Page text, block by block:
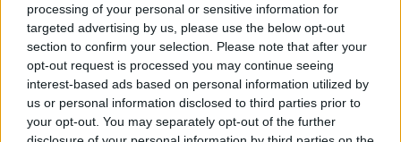
processing of your personal or sensitive information for
targeted advertising by us, please use the below opt-out
section to confirm your selection. Please note that after your
opt-out request is processed you may continue seeing
interest-based ads based on personal information utilized by
us or personal information disclosed to third parties prior to
your opt-out. You may separately opt-out of the further
L’aviatore polacco ha deciso di manifestare il suo supporto alla
causa ucraina, senza tuttavia ambire alla popolarità. Il pilota infatti,
contattato dall’agenzia polacca Pa, non ha voluto rilasciare le
proprie generalità e neppure un commento in merito all’iniziativa.
Una notizia che in verità ha poco a che vedere con la Toscana della